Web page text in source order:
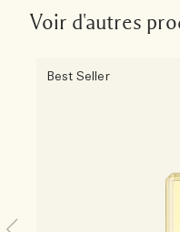
Voir d'autres
Best Seller